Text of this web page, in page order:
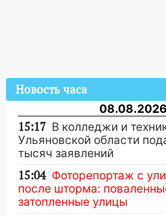
Новость часа
08.08.2026
15:17 В колледжи и
Ульяновской области
тысяч заявлений
15:04 Фоторепортаж с
после шторма:
затопленные улицы